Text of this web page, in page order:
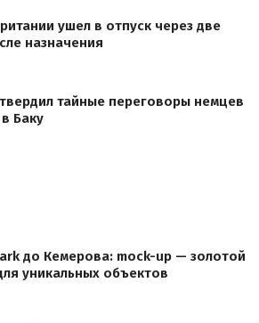
ушел в отпуск через две
назначения
тайные переговоры немцев
Баку
до Кемерова: mock-up — золотой
уникальных объектов